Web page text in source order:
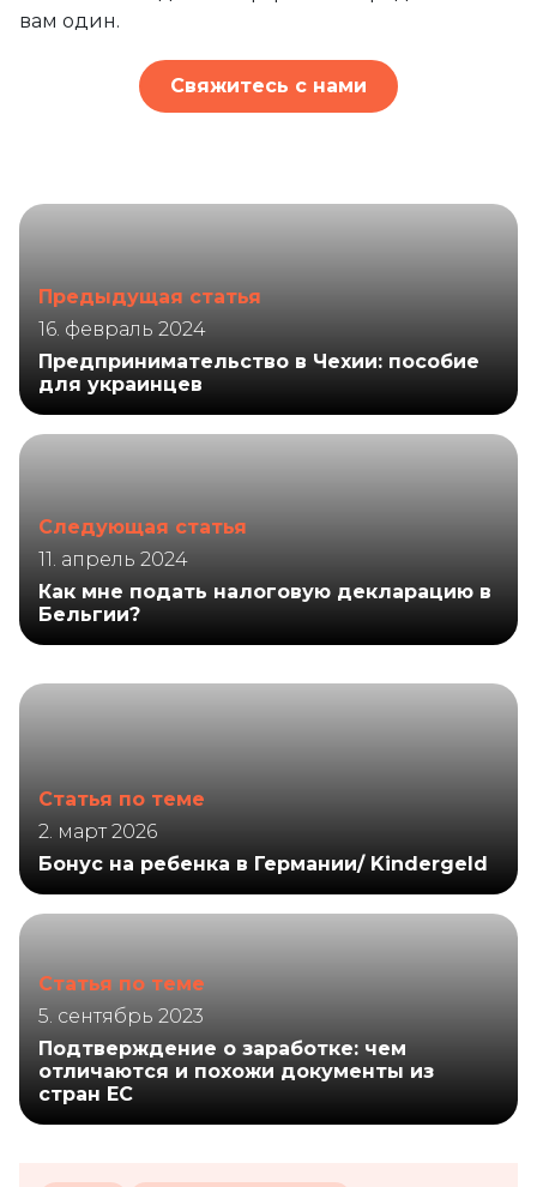
вам один.
Свяжитесь с нами
Предыдущая статья
16. февраль 2024
Предпринимательство в Чехии: пособие
для украинцев
Следующая статья
11. апрель 2024
Как мне подать налоговую декларацию в
Бельгии?
Статья по теме
2. март 2026
Бонус на ребенка в Германии/ Kindergeld
Статья по теме
5. сентябрь 2023
Подтверждение о заработке: чем
отличаются и похожи документы из
стран ЕС